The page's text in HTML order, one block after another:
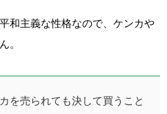
和主義な性格なので、ケンカや
。
を売られても決して買うこと